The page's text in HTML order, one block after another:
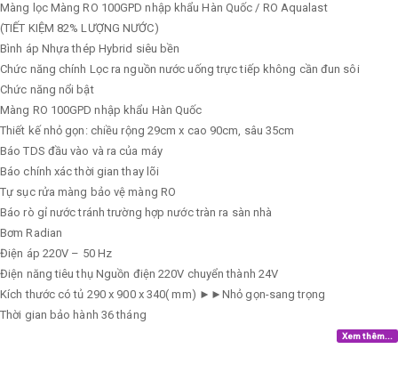
Màng lọc Màng RO 100GPD nhập khẩu Hàn Quốc / RO Aqualast
(TIẾT KIỆM 82% LƯỢNG NƯỚC)
Bình áp Nhựa thép Hybrid siêu bền
Chức năng chính Lọc ra nguồn nước uống trực tiếp không cần đun sôi
Chức năng nổi bật
Màng RO 100GPD nhập khẩu Hàn Quốc
Thiết kế nhỏ gọn: chiều rộng 29cm x cao 90cm, sâu 35cm
Báo TDS đầu vào và ra của máy
Báo chính xác thời gian thay lõi
Tự sục rửa màng bảo vệ màng RO
Báo rò gỉ nước tránh trường hợp nước tràn ra sàn nhà
Bơm Radian
Điện áp 220V – 50 Hz
Điện năng tiêu thụ Nguồn điện 220V chuyển thành 24V
Kích thước có tủ 290 x 900 x 340( mm) ►►Nhỏ gọn-sang trọng
Thời gian bảo hành 36 tháng
Xem thêm...